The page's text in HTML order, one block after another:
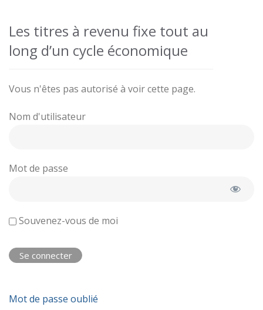
Les titres à revenu fixe tout au
long d’un cycle économique​
Vous n'êtes pas autorisé à voir cette page.
Nom d'utilisateur
Mot de passe
Souvenez-vous de moi
Mot de passe oublié